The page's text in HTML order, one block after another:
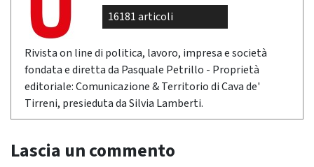
16181 articoli
Rivista on line di politica, lavoro, impresa e società
fondata e diretta da Pasquale Petrillo - Proprietà
editoriale: Comunicazione & Territorio di Cava de'
Tirreni, presieduta da Silvia Lamberti.
Lascia un commento